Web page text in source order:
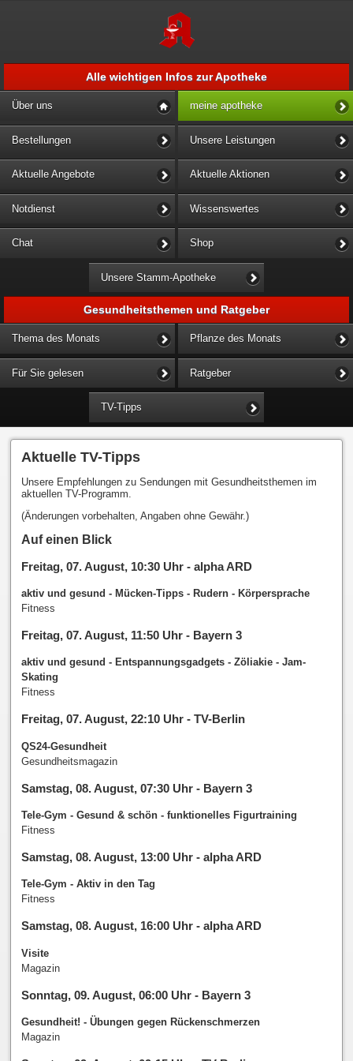
Alle wichtigen Infos zur Apotheke
Über uns meine apotheke
Bestellungen Unsere Leistungen
Aktuelle Angebote Aktuelle Aktionen
Notdienst Wissenswertes
Chat Shop
Unsere Stamm-Apotheke
Gesundheitsthemen und Ratgeber
Thema des Monats Pflanze des Monats
Für Sie gelesen Ratgeber
TV-Tipps
Aktuelle TV-Tipps
Unsere Empfehlungen zu Sendungen mit Gesundheitsthemen im
aktuellen TV-Programm.
(Änderungen vorbehalten, Angaben ohne Gewähr.)
Auf einen Blick
Freitag, 07. August, 10:30 Uhr - alpha ARD
aktiv und gesund - Mücken-Tipps - Rudern - Körpersprache
Fitness
Freitag, 07. August, 11:50 Uhr - Bayern 3
aktiv und gesund - Entspannungsgadgets - Zöliakie - Jam-
Skating
Fitness
Freitag, 07. August, 22:10 Uhr - TV-Berlin
QS24-Gesundheit
Gesundheitsmagazin
Samstag, 08. August, 07:30 Uhr - Bayern 3
Tele-Gym - Gesund & schön - funktionelles Figurtraining
Fitness
Samstag, 08. August, 13:00 Uhr - alpha ARD
Tele-Gym - Aktiv in den Tag
Fitness
Samstag, 08. August, 16:00 Uhr - alpha ARD
Visite
Magazin
Sonntag, 09. August, 06:00 Uhr - Bayern 3
Gesundheit! - Übungen gegen Rückenschmerzen
Magazin